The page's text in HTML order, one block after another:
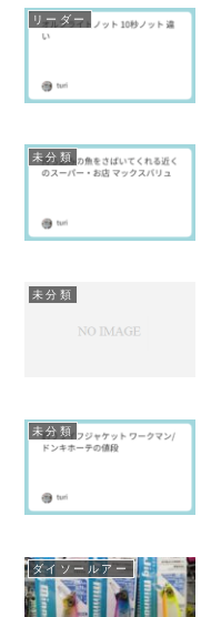
リーダー
未分類
未分類
未分類
ダイソールアー